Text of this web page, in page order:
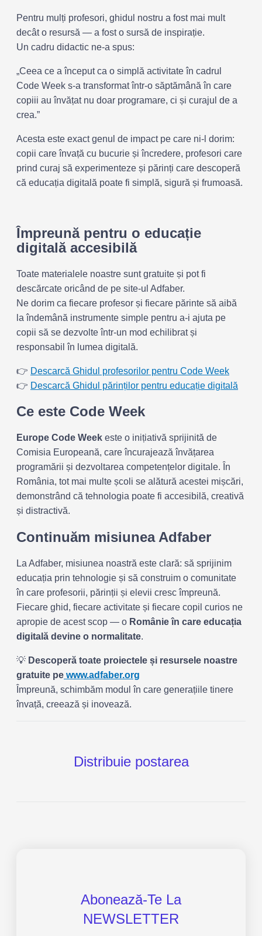
Pentru mulți profesori, ghidul nostru a fost mai mult
decât o resursă — a fost o sursă de inspirație.
Un cadru didactic ne-a spus:
„Ceea ce a început ca o simplă activitate în cadrul
Code Week s-a transformat într-o săptămână în care
copiii au învățat nu doar programare, ci și curajul de a
crea.”
Acesta este exact genul de impact pe care ni-l dorim:
copii care învață cu bucurie și încredere, profesori care
prind curaj să experimenteze și părinți care descoperă
că educația digitală poate fi simplă, sigură și frumoasă.
Împreună pentru o educație
digitală accesibilă
Toate materialele noastre sunt gratuite și pot fi
descărcate oricând de pe site-ul Adfaber.
Ne dorim ca fiecare profesor și fiecare părinte să aibă
la îndemână instrumente simple pentru a-i ajuta pe
copii să se dezvolte într-un mod echilibrat și
responsabil în lumea digitală.
👉 Descarcă Ghidul profesorilor pentru Code Week
👉 Descarcă Ghidul părinților pentru educație digitală
Ce este Code Week
Europe Code Week este o inițiativă sprijinită de
Comisia Europeană, care încurajează învățarea
programării și dezvoltarea competențelor digitale. În
România, tot mai multe școli se alătură acestei mișcări,
demonstrând că tehnologia poate fi accesibilă, creativă
și distractivă.
Continuăm misiunea Adfaber
La Adfaber, misiunea noastră este clară: să sprijinim
educația prin tehnologie și să construim o comunitate
în care profesorii, părinții și elevii cresc împreună.
Fiecare ghid, fiecare activitate și fiecare copil curios ne
apropie de acest scop — o Românie în care educația
digitală devine o normalitate.
💡 Descoperă toate proiectele și resursele noastre
gratuite pe www.adfaber.org
Împreună, schimbăm modul în care generațiile tinere
învață, creează și inovează.
Distribuie postarea
Abonează-Te La
NEWSLETTER